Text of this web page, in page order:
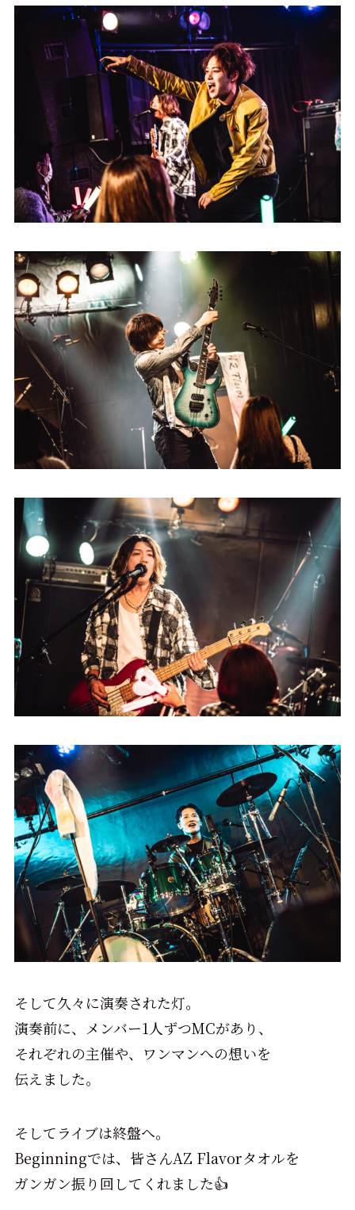
そして久々に演奏された灯。
演奏前に、メンバー1人ずつMCがあり、
それぞれの主催や、ワンマンへの想いを
伝えました。
そしてライブは終盤へ。
Beginningでは、皆さんAZ Flavorタオルを
ガンガン振り回してくれました👍